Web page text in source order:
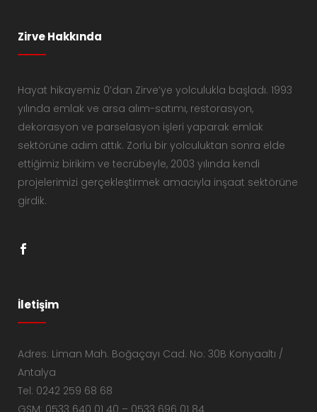
Zirve Hakkında
Hayat hikayemiz 0’dan Zirve’ye yolculukla başladı. 1993
yılında emlak ve arsa alım-satımı, restorasyon,
dekorasyon ve parselasyon işleri yaparak emlak
sektörüne adım attık. Zorlu bir yolculuktan sonra elde
ettiğimiz birikim ve tecrübeyle, 2003 yılında kendi
projelerimizi gerçekleştirmek amacıyla inşaat sektörüne
girdik.
İletişim
Adres: Liman Mah. Boğaçayı Cad. No: 30B Konyaaltı /
Antalya
Tel: 0242 259 68 68
GSM: 0533 640 01 40 – 0533 696 01 84